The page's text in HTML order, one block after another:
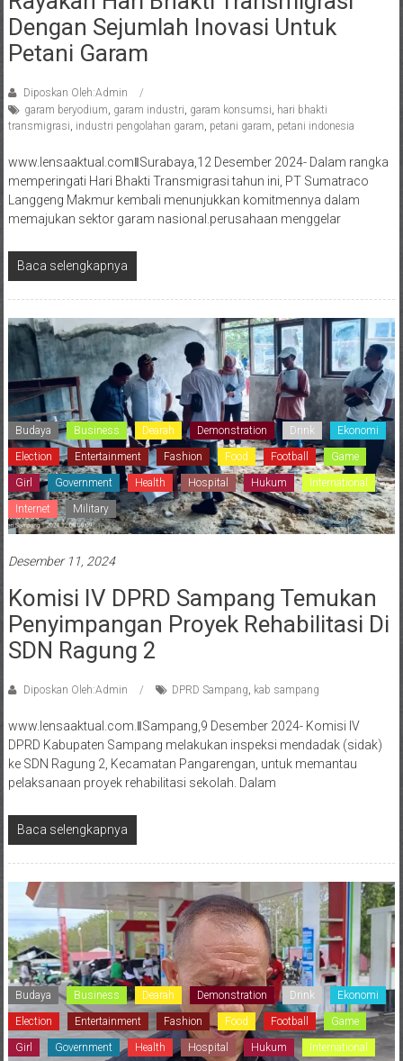
Dengan Sejumlah Inovasi Untuk
Petani Garam
Diposkan Oleh:Admin
garam beryodium garam industri garam konsumsi hari bhakti
transmigrasi industri pengolahan garam petani garam petani indonesia
www.lensaaktual.comǁSurabaya,12 Desember 2024- Dalam rangka
memperingati Hari Bhakti Transmigrasi tahun ini, PT Sumatraco
Langgeng Makmur kembali menunjukkan komitmennya dalam
memajukan sektor garam nasional.perusahaan menggelar
Baca selengkapnya
Budaya Business Dearah Demonstration Drink Ekonomi
Election Entertainment Fashion Food Football Game
Girl Government Health Hospital Hukum International
Internet Military
Desember 11, 2024
Komisi IV DPRD Sampang Temukan
Penyimpangan Proyek Rehabilitasi Di
SDN Ragung 2
Diposkan Oleh:Admin DPRD Sampang, kab sampang
www.lensaaktual.com.ǁSampang,9 Desember 2024- Komisi IV
DPRD Kabupaten Sampang melakukan inspeksi mendadak (sidak)
ke SDN Ragung 2, Kecamatan Pangarengan, untuk memantau
pelaksanaan proyek rehabilitasi sekolah. Dalam
Baca selengkapnya
Budaya Business Dearah Demonstration Drink Ekonomi
Election Entertainment Fashion Food Football Game
Girl Government Health Hospital Hukum International